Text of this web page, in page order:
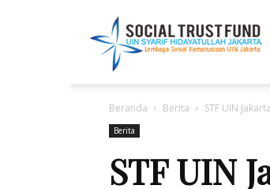
Jakarta
Beranda Berita STF UIN
Berita
STF UIN